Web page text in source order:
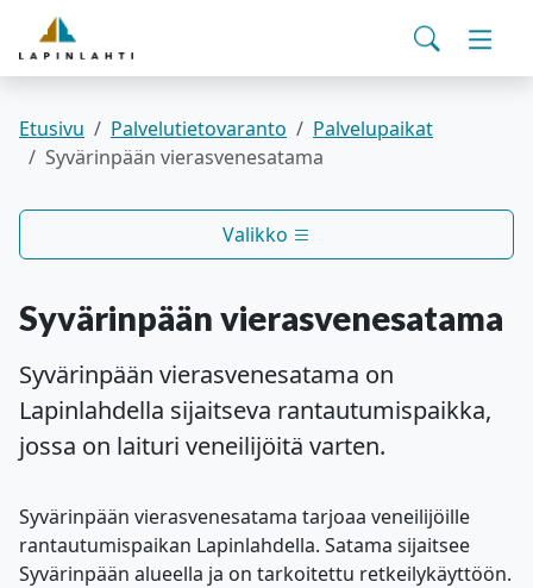
Siirry pääsisältöön
Yhteystiedot
Pohjois-Savon hyvinvointialue
Haku
Asuminen ja ympäristö
Varhaiskasvatus ja koulutus
Kunta ja päätöksenteko
Työ- ja elinvoimapalvelut
Verkkoasiointi
Etusivu Palvelutietovaranto
Palvelupaikat
Syvärinpään vierasvenesatama
Valikko
Syvärinpään vierasvenesatama
Syvärinpään vierasvenesatama on
Lapinlahdella sijaitseva rantautumispaikka,
jossa on laituri veneilijöitä varten.
Syvärinpään vierasvenesatama tarjoaa veneilijöille
rantautumispaikan Lapinlahdella. Satama sijaitsee
Syvärinpään alueella ja on tarkoitettu retkeilykäyttöön.